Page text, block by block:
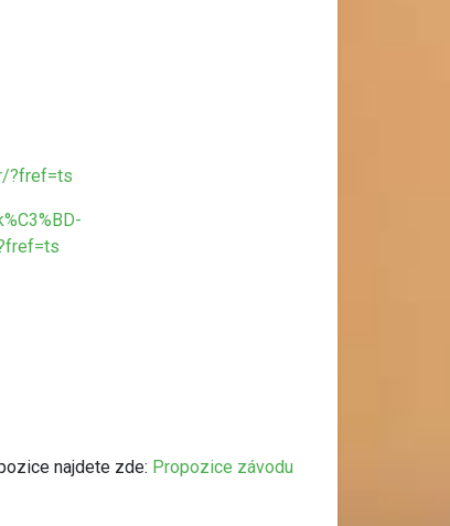
?fref=ts
najdete zde: Propozice závodu